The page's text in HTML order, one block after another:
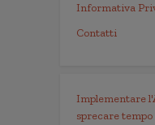
Informativa
Contatti
Implementare
sprecare